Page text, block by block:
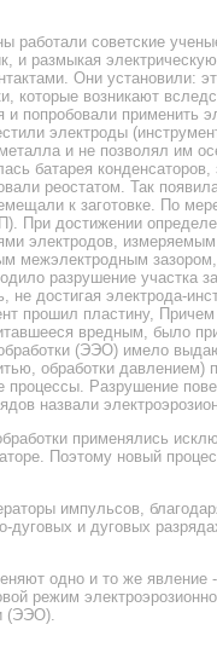
работали советские
и размыкая
Они установили:
возникают
попробовали применить
электроды
и не позволял им
батарея
реостатом. Так
к заготовке. По
При достижении
электродов,
зазором,
разрушение участка
достигая электрода-
прошил пластину, Причем
вредным, было
(ЭЭО) имело
обработки давлением)
процессы. Разрушение
назвали
применялись
Поэтому новый
импульсов,
и дуговых
одно и то же явление
режим
(ЭЭО).